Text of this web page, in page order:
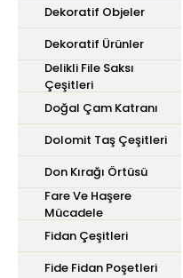
Dekoratif Objeler
Dekoratif Ürünler
Delikli File Saksı
Çeşitleri
Doğal Çam Katranı
Dolomit Taş Çeşitleri
Don Kırağı Örtüsü
Fare Ve Haşere
Mücadele
Fidan Çeşitleri
Fide Fidan Poşetleri